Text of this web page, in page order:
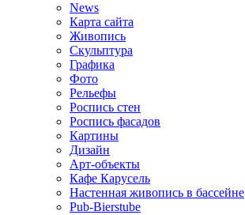
News
Карта сайта
Живопись
Скульптура
Графика
Фото
Рельефы
Роспись стен
Роспись фасадов
Картины
Дизайн
Арт-объекты
Кафе Карусель
Настенная живопись в бассейне
Pub-Bierstube